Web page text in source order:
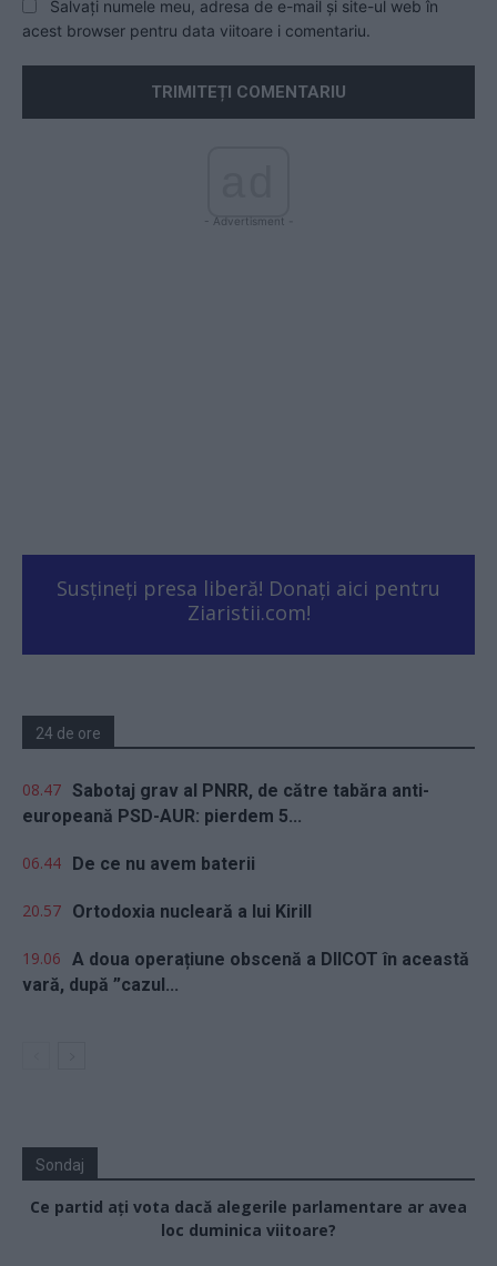
Salvați numele meu, adresa de e-mail și site-ul web în
acest browser pentru data viitoare i comentariu.
- Advertisment -
Susțineți presa liberă! Donați aici pentru
Ziaristii.com!
24 de ore
08.47 Sabotaj grav al PNRR, de către tabăra anti-
europeană PSD-AUR: pierdem 5...
06.44 De ce nu avem baterii
20.57 Ortodoxia nucleară a lui Kirill
19.06 A doua operațiune obscenă a DIICOT în această
vară, după ”cazul...
Sondaj
Ce partid ați vota dacă alegerile parlamentare ar avea
loc duminica viitoare?